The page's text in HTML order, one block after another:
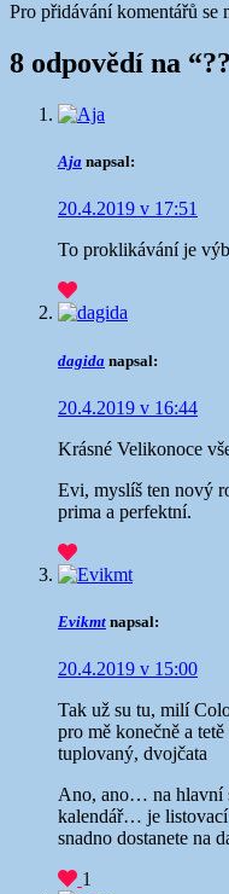
Pro přidávání komentářů se
8 odpovědí na “
Aja napsal:
20.4.2019 v 17:51
To proklikávání je
dagida napsal:
20.4.2019 v 16:44
Krásné Velikonoce
Evi, myslíš ten nový
prima a perfektní.
Evikmt napsal:
20.4.2019 v 15:00
Tak už su tu, milí
pro mě konečně a
tuplovaný, dvojčata
Ano, ano… na hlavní
kalendář… je listovací
snadno dostanete na
1